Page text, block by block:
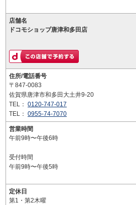
店舗名
ドコモショップ唐津和多田店
住所/電話番号
〒847-0083
佐賀県唐津市和多田大土井9-20
TEL： 0120-747-017
TEL： 0955-74-7070
営業時間
午前9時〜午後6時
受付時間
午前9時〜午後5時
定休日
第1・第2木曜